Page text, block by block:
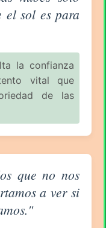
el sol es para
la confianza
vital que
de las
94) -
que no nos
a ver si